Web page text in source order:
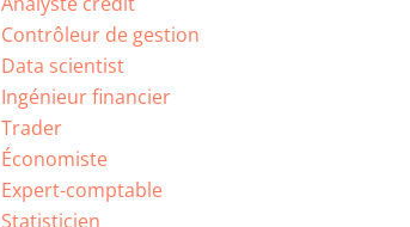
Contrôleur de gestion
Data scientist
Ingénieur financier
Trader
Économiste
Expert-comptable
Statisticien